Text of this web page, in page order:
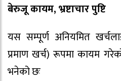
बेरुजू कायम, भ्रष्टाचार पुष्टि
यस सम्पूर्ण अनियमित
प्रमाण खर्च) रूपमा कायम
भनेको छः